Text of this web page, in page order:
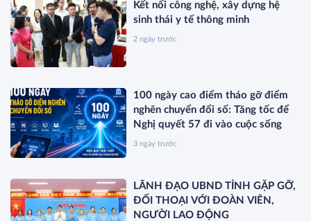
Kết nối công nghệ, xây dựng hệ
sinh thái y tế thông minh
2 ngày trước
100 ngày cao điểm tháo gỡ điểm
nghẽn chuyển đổi số: Tăng tốc để
Nghị quyết 57 đi vào cuộc sống
3 ngày trước
LÃNH ĐẠO UBND TỈNH GẶP GỠ,
ĐỐI THOẠI VỚI ĐOÀN VIÊN,
NGƯỜI LAO ĐỘNG